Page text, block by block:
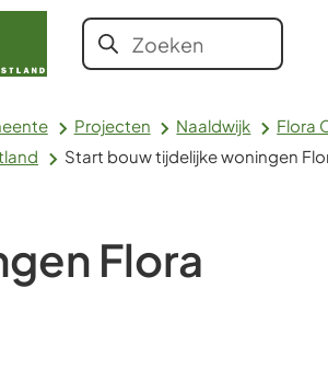
Aanvragen
en regelen
Bestuur en
Zoeken
Wanneer
beschikbaar
zijn
hierdoor
navigeren
Projecten Naaldwijk Flora
Start bouw tijdelijke woningen
Flora